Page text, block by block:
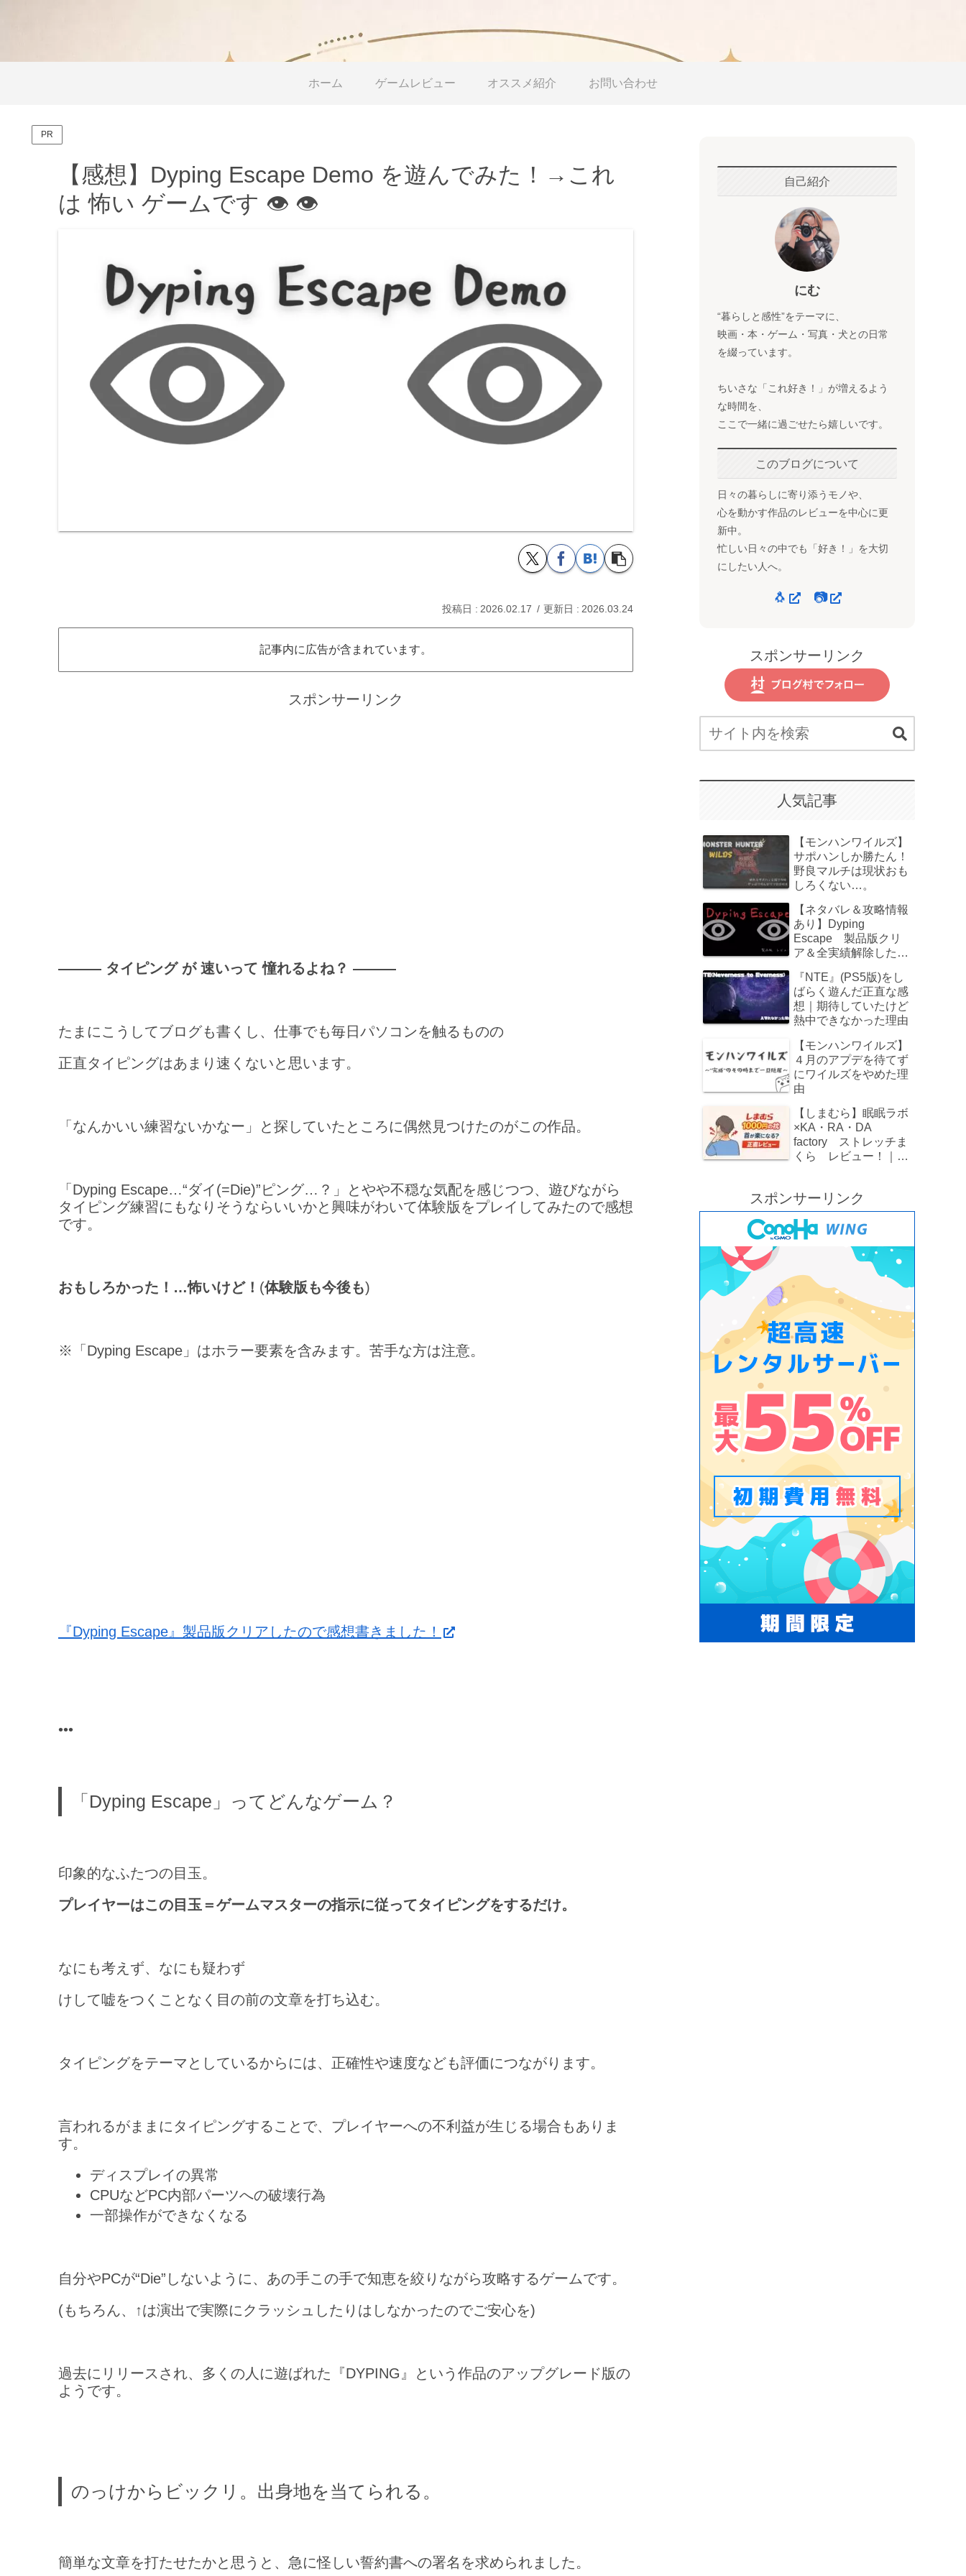
ホーム ゲームレビュー オススメ紹介 お問い合わせ
PR
【感想】Dyping Escape Demo を遊んでみた！→これ
は 怖い ゲームです 👁 👁
2026.02.17 2026.03.24
記事内に広告が含まれています。
スポンサーリンク
――― タイピング が 速いって 憧れるよね？ ―――
たまにこうしてブログも書くし、仕事でも毎日パソコンを触るものの
正直タイピングはあまり速くないと思います。
「なんかいい練習ないかなー」と探していたところに偶然見つけたのがこの作品。
「Dyping Escape…“ダイ(=Die)”ピング…？」とやや不穏な気配を感じつつ、遊びながら
タイピング練習にもなりそうならいいかと興味がわいて体験版をプレイしてみたので感想
です。
おもしろかった！…怖いけど！ (体験版も今後も)
※「Dyping Escape」はホラー要素を含みます。苦手な方は注意。
『Dyping Escape』製品版クリアしたので感想書きました！
「Dyping Escape」ってどんなゲーム？
印象的なふたつの目玉。
プレイヤーはこの目玉＝ゲームマスターの指示に従ってタイピングをするだけ。
なにも考えず、なにも疑わず
けして嘘をつくことなく目の前の文章を打ち込む。
タイピングをテーマとしているからには、正確性や速度なども評価につながります。
言われるがままにタイピングすることで、プレイヤーへの不利益が生じる場合もありま
す。
ディスプレイの異常
CPUなどPC内部パーツへの破壊行為
一部操作ができなくなる
自分やPCが“Die”しないように、あの手この手で知恵を絞りながら攻略するゲームです。
(もちろん、↑は演出で実際にクラッシュしたりはしなかったのでご安心を)
過去にリリースされ、多くの人に遊ばれた『DYPING』という作品のアップグレード版の
ようです。
のっけからビックリ。出身地を当てられる。
簡単な文章を打たせたかと思うと、急に怪しい誓約書への署名を求められました。
自己紹介
にむ
“暮らしと感性”をテーマに、
映画・本・ゲーム・写真・犬との日常
を綴っています。
ちいさな「これ好き！」が増えるよう
な時間を、
ここで一緒に過ごせたら嬉しいです。
このブログについて
日々の暮らしに寄り添うモノや、
心を動かす作品のレビューを中心に更
新中。
忙しい日々の中でも「好き！」を大切
にしたい人へ。
🐧 📷
スポンサーリンク
人気記事
【モンハンワイルズ】
サポハンしか勝たん！
野良マルチは現状おも
しろくない…。
【ネタバレ＆攻略情報
あり】Dyping
Escape 製品版クリ
ア＆全実績解除したの
『NTE』(PS5版)をし
ばらく遊んだ正直な感
想｜期待していたけど
熱中できなかった理由
【モンハンワイルズ】
４月のアプデを待てず
にワイルズをやめた理
由
【しまむら】眠眠ラボ
×KA・RA・DA
factory ストレッチま
くら レビュー！｜
スポンサーリンク